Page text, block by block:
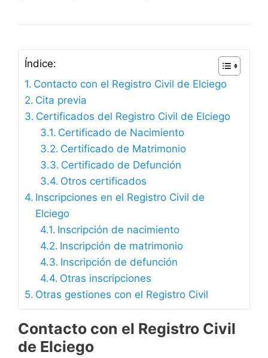
Índice:
Contacto con el Registro Civil de Elciego
Cita previa
Certificados del Registro Civil de Elciego
Certificado de Nacimiento
Certificado de Matrimonio
Certificado de Defunción
Otros certificados
Inscripciones en el Registro Civil de
Elciego
Inscripción de nacimiento
Inscripción de matrimonio
Inscripción de defunción
Otras inscripciones
Otras gestiones con el Registro Civil
Contacto con el Registro Civil
de Elciego